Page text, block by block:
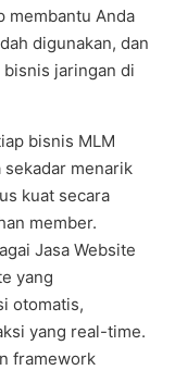
membantu Anda
digunakan, dan
jaringan di
bisnis MLM
menarik
kuat secara
member.
Jasa Website
yang
otomatis,
yang real-time.
framework